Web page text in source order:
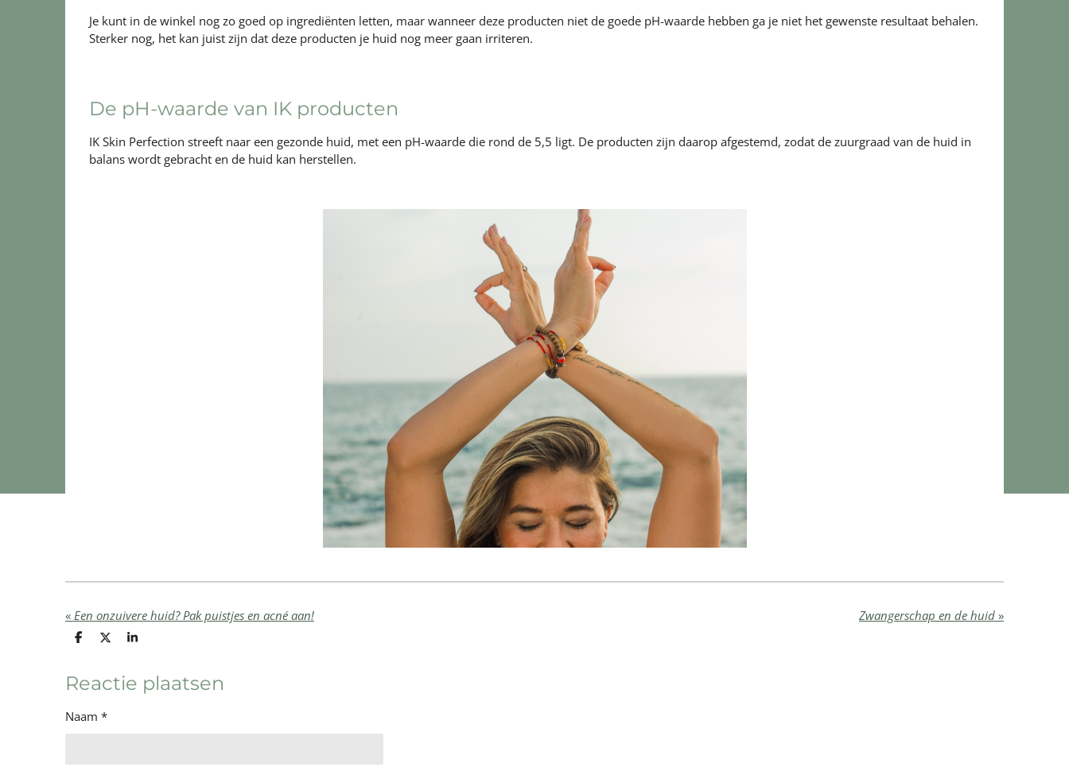
Je kunt in de winkel nog zo goed op ingrediënten letten, maar wanneer deze producten niet de goede pH-waarde hebben ga je niet het gewenste resultaat behalen.
Sterker nog, het kan juist zijn dat deze producten je huid nog meer gaan irriteren.
De pH-waarde van IK producten
IK Skin Perfection streeft naar een gezonde huid, met een pH-waarde die rond de 5,5 ligt. De producten zijn daarop afgestemd, zodat de zuurgraad van de huid in
balans wordt gebracht en de huid kan herstellen.
« Een onzuivere huid? Pak puistjes en acné aan! Zwangerschap en de huid »
D
e
n
D
l
S
r
e
Reactie plaatsen
Naam *